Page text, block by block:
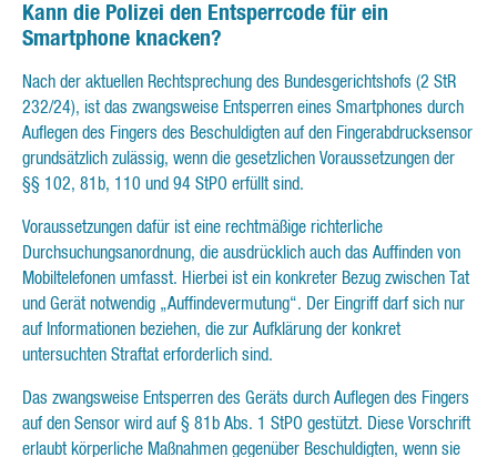
Kann die Polizei den Entsperrcode für ein
Smartphone knacken?
Nach der aktuellen Rechtsprechung des Bundesgerichtshofs (2 StR
232/24), ist das zwangsweise Entsperren eines Smartphones durch
Auflegen des Fingers des Beschuldigten auf den Fingerabdrucksensor
grundsätzlich zulässig, wenn die gesetzlichen Voraussetzungen der
§§ 102, 81b, 110 und 94 StPO erfüllt sind.
Voraussetzungen dafür ist eine rechtmäßige richterliche
Durchsuchungsanordnung, die ausdrücklich auch das Auffinden von
Mobiltelefonen umfasst. Hierbei ist ein konkreter Bezug zwischen Tat
und Gerät notwendig „Auffindevermutung“. Der Eingriff darf sich nur
auf Informationen beziehen, die zur Aufklärung der konkret
untersuchten Straftat erforderlich sind.
Das zwangsweise Entsperren des Geräts durch Auflegen des Fingers
auf den Sensor wird auf § 81b Abs. 1 StPO gestützt. Diese Vorschrift
erlaubt körperliche Maßnahmen gegenüber Beschuldigten, wenn sie